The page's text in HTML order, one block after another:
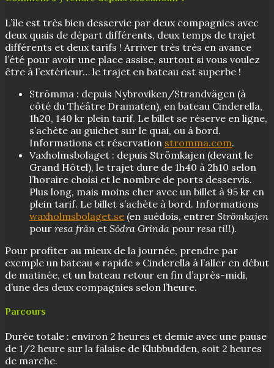
L’île est très bien desservie par deux compagnies avec
deux quais de départ différents, deux temps de trajet
différents et deux tarifs ! Arriver très très en avance
l’été pour avoir une place assise, surtout si vous voulez
être à l’extérieur… le trajet en bateau est superbe !
Strömma : depuis Nybroviken/Strandvägen (à
côté du Théâtre Dramaten), en bateau Cinderella,
1h20, 140 kr plein tarif. Le billet se réserve en ligne,
s’achète au guichet sur le quai, ou à bord.
Informations et réservation stromma.com.
Vaxholmsbolaget : depuis Strömkajen (devant le
Grand Hôtel), le trajet dure de 1h40 à 2h10 selon
l’horaire choisi et le nombre de ports desservis.
Plus long, mais moins cher avec un billet à 95 kr en
plein tarif. Le billet s’achète à bord. Informations
waxholmsbolaget.se (en suédois, entrer Strömkajen
pour resa från et Södra Grinda pour resa till).
Pour profiter au mieux de la journée, prendre par
exemple un bateau « rapide » Cinderella à l’aller en début
de matinée, et un bateau retour en fin d’après-midi,
d’une des deux compagnies selon l’heure.
Parcours
Durée totale : environ 2 heures et demie avec une pause
de 1/2 heure sur la falaise de Klubbudden, soit 2 heures
de marche.